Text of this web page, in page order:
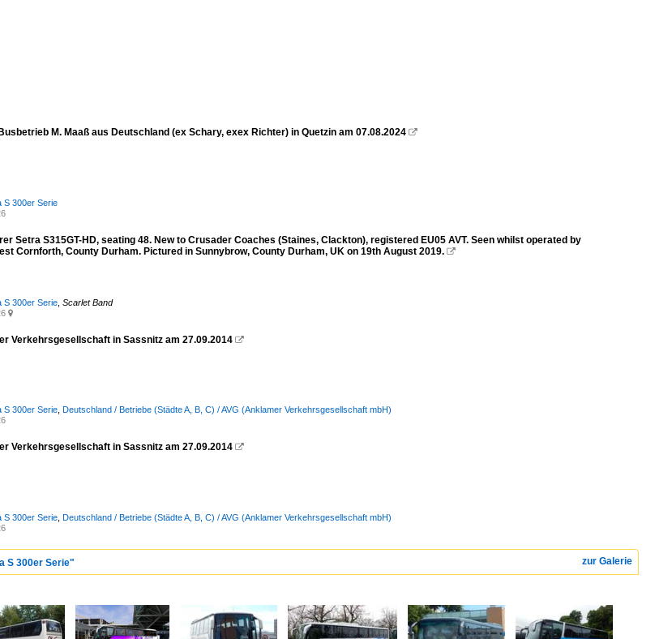
M. Maaß aus Deutschland (ex Schary, exex Richter) in Quetzin am 07.08.2024 
S 300er Serie
Setra S315GT-HD, seating 48. New to Crusader Coaches (Staines, Clackton), registered EU05 AVT. Seen whilst operated by
Cornforth, County Durham. Pictured in Sunnybrow, County Durham, UK on 19th August 2019. 
S 300er Serie Scarlet Band

Verkehrsgesellschaft in Sassnitz am 27.09.2014 
S 300er Serie Deutschland / Betriebe (Städte A, B, C) / AVG (Anklamer Verkehrsgesellschaft mbH)
Verkehrsgesellschaft in Sassnitz am 27.09.2014 
S 300er Serie Deutschland / Betriebe (Städte A, B, C) / AVG (Anklamer Verkehrsgesellschaft mbH)
zur Galerie
S 300er Serie"